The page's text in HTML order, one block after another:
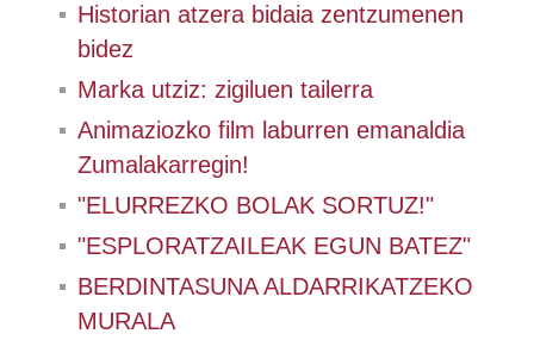
Historian atzera bidaia zentzumenen
bidez
Marka utziz: zigiluen tailerra
Animaziozko film laburren emanaldia
Zumalakarregin!
"ELURREZKO BOLAK SORTUZ!"
"ESPLORATZAILEAK EGUN BATEZ"
BERDINTASUNA ALDARRIKATZEKO
MURALA